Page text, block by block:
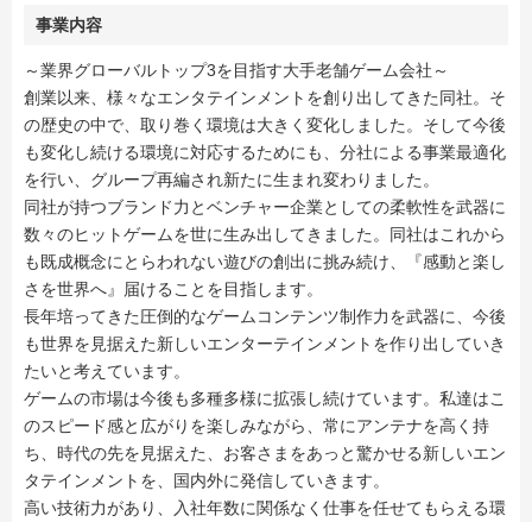
事業内容
～業界グローバルトップ3を目指す大手老舗ゲーム会社～
創業以来、様々なエンタテインメントを創り出してきた同社。そ
の歴史の中で、取り巻く環境は大きく変化しました。そして今後
も変化し続ける環境に対応するためにも、分社による事業最適化
を行い、グループ再編され新たに生まれ変わりました。
同社が持つブランド力とベンチャー企業としての柔軟性を武器に
数々のヒットゲームを世に生み出してきました。同社はこれから
も既成概念にとらわれない遊びの創出に挑み続け、『感動と楽し
さを世界へ』届けることを目指します。
長年培ってきた圧倒的なゲームコンテンツ制作力を武器に、今後
も世界を見据えた新しいエンターテインメントを作り出していき
たいと考えています。
ゲームの市場は今後も多種多様に拡張し続けています。私達はこ
のスピード感と広がりを楽しみながら、常にアンテナを高く持
ち、時代の先を見据えた、お客さまをあっと驚かせる新しいエン
タテインメントを、国内外に発信していきます。
高い技術力があり、入社年数に関係なく仕事を任せてもらえる環